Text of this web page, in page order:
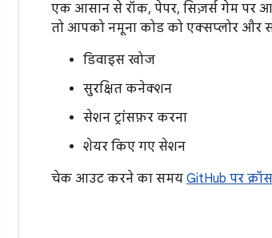
एक आसान से रॉक, पेपर, सिज़र्स गेम पर
तो आपको नमूना कोड को एक्सप्लोर और
डिवाइस खोज
सुरक्षित कनेक्शन
सेशन ट्रांसफ़र करना
शेयर किए गए सेशन
चेक आउट करने का समय GitHub पर